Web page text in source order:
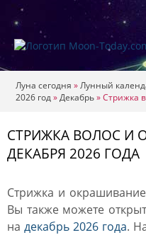
Луна сегодня »Лунный
2026 год»Декабрь»Стрижка
СТРИЖКА ВОЛОС И
ДЕКАБРЯ 2026 ГОДА
Стрижка и
Вы также можете
на декабрь 2026 года.